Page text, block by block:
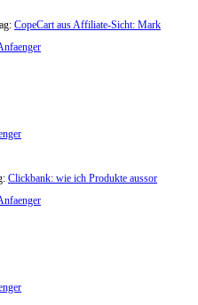
CopeCart aus Affiliate-Sicht: Mark
Clickbank: wie ich Produkte aussor